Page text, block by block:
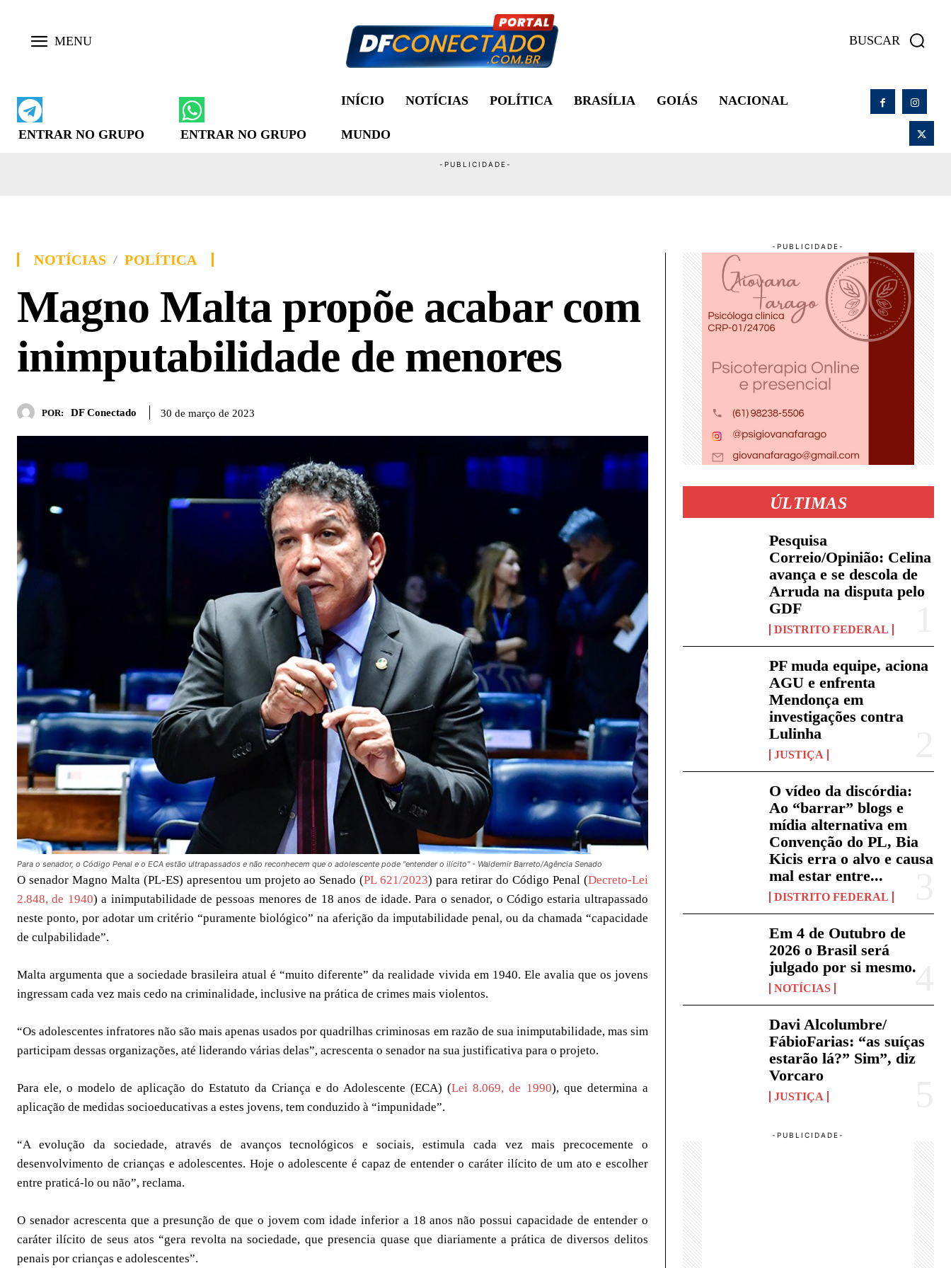
BUSCAR
ENTRAR NO GRUPO ENTRAR NO GRUPO
INÍCIO NOTÍCIAS POLÍTICA BRASÍLIA GOIÁS NACIONAL
MUNDO
NOTÍCIAS POLÍTICA
Magno Malta propõe acabar com
inimputabilidade de menores
POR: DF Conectado 30 de março de 2023
Para o senador, o Código Penal e o ECA estão ultrapassados e não reconhecem que o adolescente pode "entender o ilícito" - Waldemir Barreto/Agência Senado
O senador Magno Malta (PL-ES) apresentou um projeto ao Senado (PL 621/2023) para retirar do Código Penal (Decreto-Lei
2.848, de 1940) a inimputabilidade de pessoas menores de 18 anos de idade. Para o senador, o Código estaria ultrapassado
neste ponto, por adotar um critério “puramente biológico” na aferição da imputabilidade penal, ou da chamada “capacidade
de culpabilidade”.
Malta argumenta que a sociedade brasileira atual é “muito diferente” da realidade vivida em 1940. Ele avalia que os jovens
ingressam cada vez mais cedo na criminalidade, inclusive na prática de crimes mais violentos.
“Os adolescentes infratores não são mais apenas usados por quadrilhas criminosas em razão de sua inimputabilidade, mas sim
participam dessas organizações, até liderando várias delas”, acrescenta o senador na sua justificativa para o projeto.
Para ele, o modelo de aplicação do Estatuto da Criança e do Adolescente (ECA) (Lei 8.069, de 1990), que determina a
aplicação de medidas socioeducativas a estes jovens, tem conduzido à “impunidade”.
“A evolução da sociedade, através de avanços tecnológicos e sociais, estimula cada vez mais precocemente o
desenvolvimento de crianças e adolescentes. Hoje o adolescente é capaz de entender o caráter ilícito de um ato e escolher
entre praticá-lo ou não”, reclama.
O senador acrescenta que a presunção de que o jovem com idade inferior a 18 anos não possui capacidade de entender o
caráter ilícito de seus atos “gera revolta na sociedade, que presencia quase que diariamente a prática de diversos delitos
penais por crianças e adolescentes”.
ÚLTIMAS
Pesquisa
Correio/Opinião: Celina
avança e se descola de
Arruda na disputa pelo
GDF
DISTRITO FEDERAL
PF muda equipe, aciona
AGU e enfrenta
Mendonça em
investigações contra
Lulinha
JUSTIÇA
O vídeo da discórdia:
Ao “barrar” blogs e
mídia alternativa em
Convenção do PL, Bia
Kicis erra o alvo e causa
mal estar entre...
DISTRITO FEDERAL
Em 4 de Outubro de
2026 o Brasil será
julgado por si mesmo.
NOTÍCIAS
Davi Alcolumbre/
FábioFarias: “as suíças
estarão lá?” Sim”, diz
Vorcaro
JUSTIÇA